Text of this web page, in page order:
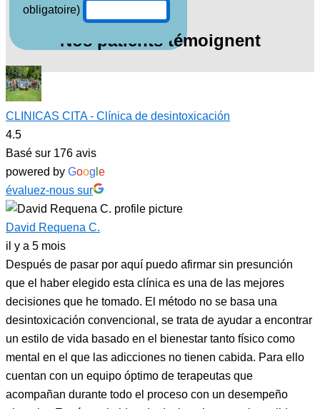
obligatoire)
Nos patients témoignent
CLINICAS CITA - Clínica de desintoxicación
4.5
Basé sur 176 avis
powered by Goog e
évaluez-nous sur
David Requena C.
il y a 5 mois
Después de pasar por aquí puedo afirmar sin presunción
que el haber elegido esta clínica es una de las mejores
decisiones que he tomado. El método no se basa una
desintoxicación convencional, se trata de ayudar a encontrar
un estilo de vida basado en el bienestar tanto físico como
mental en el que las adicciones no tienen cabida. Para ello
cuentan con un equipo óptimo de terapeutas que
acompañan durante todo el proceso con un desempeño